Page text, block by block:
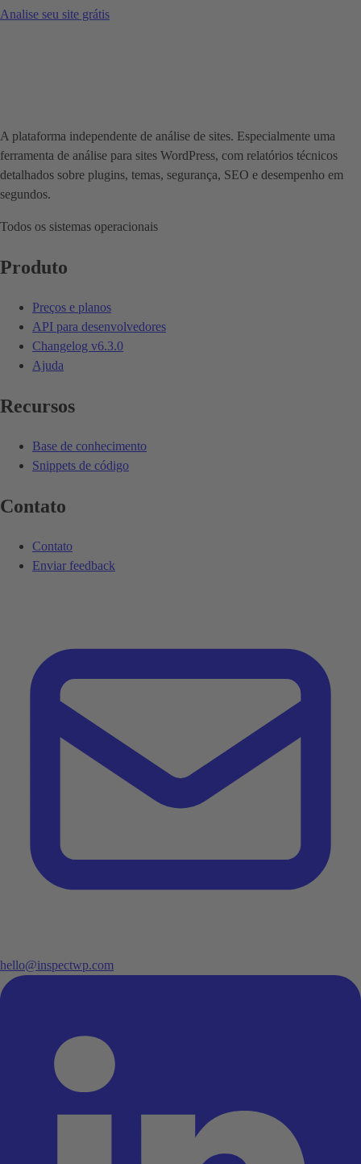
Analise seu site grátis
A plataforma independente de análise de sites. Especialmente uma
ferramenta de análise para sites WordPress, com relatórios técnicos
detalhados sobre plugins, temas, segurança, SEO e desempenho em
segundos.
Todos os sistemas operacionais
Produto
Preços e planos
API para desenvolvedores
Changelog v6.3.0
Ajuda
Recursos
Base de conhecimento
Snippets de código
Contato
Contato
Enviar feedback
hello@inspectwp.com